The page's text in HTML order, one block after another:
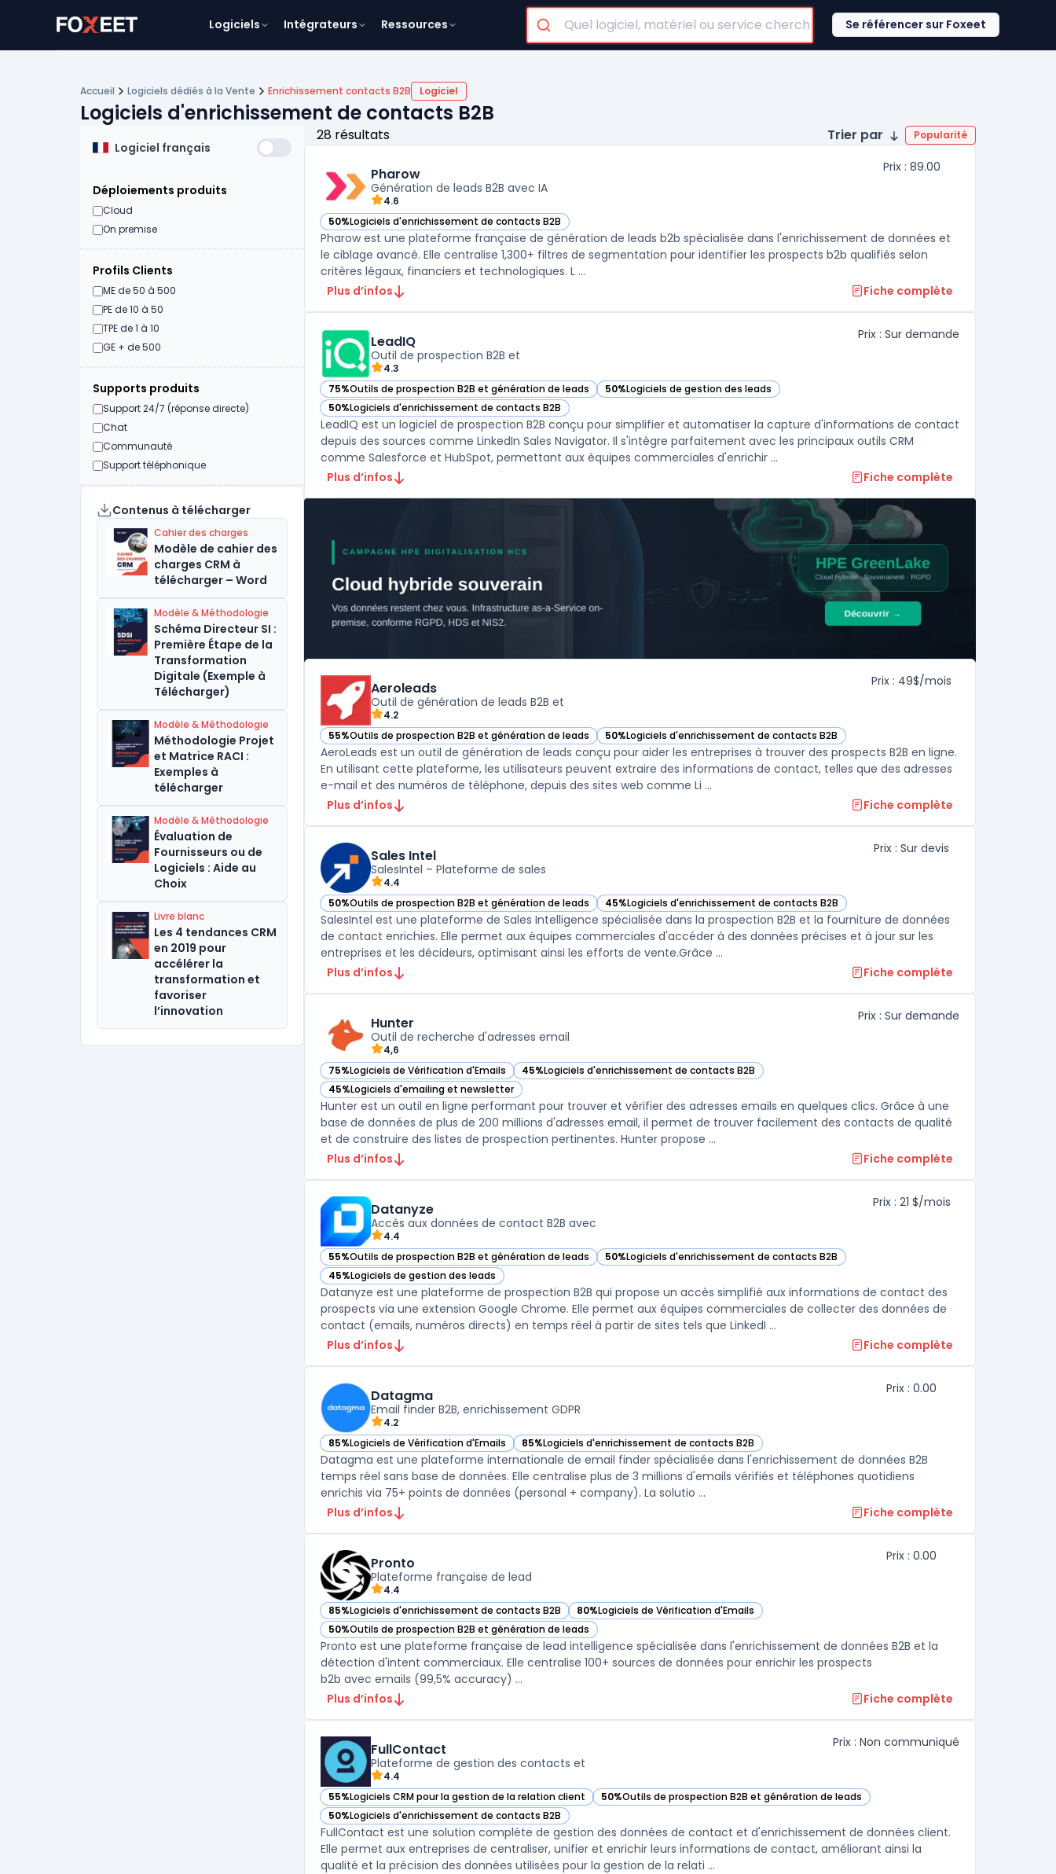
Logiciels Intégrateurs Ressources Se référencer sur Foxeet
Accueil Logiciels dédiés à la Vente Enrichissement contacts B2B Logiciel
Logiciels d'enrichissement de contacts B2B
Logiciel français
Déploiements produits
Cloud
On premise
Profils Clients
ME de 50 à 500
PE de 10 à 50
TPE de 1 à 10
GE + de 500
Supports produits
Support 24/7 (réponse directe)
Chat
Communauté
Support téléphonique
Contenus à télécharger
Cahier des charges
Modèle de cahier des
charges CRM à
télécharger – Word
Modèle & Méthodologie
Schéma Directeur SI :
Première Étape de la
Transformation
Digitale (Exemple à
Télécharger)
Modèle & Méthodologie
Méthodologie Projet
et Matrice RACI :
Exemples à
télécharger
Modèle & Méthodologie
Évaluation de
Fournisseurs ou de
Logiciels : Aide au
Choix
Livre blanc
Les 4 tendances CRM
en 2019 pour
accélérer la
transformation et
favoriser
l’innovation
28 résultats Trier par Popularité
Pharow
Génération de leads B2B avec IA
4.6
Prix : 89.00
50%Logiciels d'enrichissement de contacts B2B
— voir Pharow dans cette catégorie
Pharow est une plateforme française de génération de leads b2b spécialisée dans l'enrichissement de données et
le ciblage avancé. Elle centralise 1,300+ filtres de segmentation pour identifier les prospects b2b qualifiés selon
critères légaux, financiers et technologiques. L ...
Plus d’infos
Fiche complète
LeadIQ
Outil de prospection B2B et
4.3
Prix : Sur demande
75%Outils de prospection B2B et génération de leads
— voir LeadIQ dans cette catégorie 50%Logiciels de gestion des leads
— voir LeadIQ dans cette catégorie
50%Logiciels d'enrichissement de contacts B2B
— voir LeadIQ dans cette catégorie
LeadIQ est un logiciel de prospection B2B conçu pour simplifier et automatiser la capture d'informations de contact
depuis des sources comme LinkedIn Sales Navigator. Il s'intègre parfaitement avec les principaux outils CRM
comme Salesforce et HubSpot, permettant aux équipes commerciales d'enrichir ...
Plus d’infos
Fiche complète
Aeroleads
Outil de génération de leads B2B et
4.2
Prix : 49$/mois
55%Outils de prospection B2B et génération de leads
— voir Aeroleads dans cette catégorie 50%Logiciels d'enrichissement de contacts B2B
— voir Aeroleads dans cette catégorie
AeroLeads est un outil de génération de leads conçu pour aider les entreprises à trouver des prospects B2B en ligne.
En utilisant cette plateforme, les utilisateurs peuvent extraire des informations de contact, telles que des adresses
e-mail et des numéros de téléphone, depuis des sites web comme Li ...
Plus d’infos
Fiche complète
Sales Intel
SalesIntel – Plateforme de sales
4.4
Prix : Sur devis
50%Outils de prospection B2B et génération de leads
— voir Sales Intel dans cette catégorie 45%Logiciels d'enrichissement de contacts B2B
— voir Sales Intel dans cette catégorie
SalesIntel est une plateforme de Sales Intelligence spécialisée dans la prospection B2B et la fourniture de données
de contact enrichies. Elle permet aux équipes commerciales d'accéder à des données précises et à jour sur les
entreprises et les décideurs, optimisant ainsi les efforts de vente.Grâce ...
Plus d’infos
Fiche complète
Hunter
Outil de recherche d'adresses email
4,6
Prix : Sur demande
75%Logiciels de Vérification d'Emails
— voir Hunter dans cette catégorie 45%Logiciels d'enrichissement de contacts B2B
— voir Hunter dans cette catégorie
45%Logiciels d'emailing et newsletter
— voir Hunter dans cette catégorie
Hunter est un outil en ligne performant pour trouver et vérifier des adresses emails en quelques clics. Grâce à une
base de données de plus de 200 millions d'adresses email, il permet de trouver facilement des contacts de qualité
et de construire des listes de prospection pertinentes. Hunter propose ...
Plus d’infos
Fiche complète
Datanyze
Accès aux données de contact B2B avec
4.4
Prix : 21 $/mois
55%Outils de prospection B2B et génération de leads
— voir Datanyze dans cette catégorie 50%Logiciels d'enrichissement de contacts B2B
— voir Datanyze dans cette catégorie
45%Logiciels de gestion des leads
— voir Datanyze dans cette catégorie
Datanyze est une plateforme de prospection B2B qui propose un accès simplifié aux informations de contact des
prospects via une extension Google Chrome. Elle permet aux équipes commerciales de collecter des données de
contact (emails, numéros directs) en temps réel à partir de sites tels que LinkedI ...
Plus d’infos
Fiche complète
Datagma
Email finder B2B, enrichissement GDPR
4.2
Prix : 0.00
85%Logiciels de Vérification d'Emails
— voir Datagma dans cette catégorie 85%Logiciels d'enrichissement de contacts B2B
— voir Datagma dans cette catégorie
Datagma est une plateforme internationale de email finder spécialisée dans l'enrichissement de données B2B
temps réel sans base de données. Elle centralise plus de 3 millions d'emails vérifiés et téléphones quotidiens
enrichis via 75+ points de données (personal + company). La solutio ...
Plus d’infos
Fiche complète
Pronto
Plateforme française de lead
4.4
Prix : 0.00
85%Logiciels d'enrichissement de contacts B2B
— voir Pronto dans cette catégorie 80%Logiciels de Vérification d'Emails
— voir Pronto dans cette catégorie
50%Outils de prospection B2B et génération de leads
— voir Pronto dans cette catégorie
Pronto est une plateforme française de lead intelligence spécialisée dans l'enrichissement de données B2B et la
détection d'intent commerciaux. Elle centralise 100+ sources de données pour enrichir les prospects
b2b avec emails (99,5% accuracy) ...
Plus d’infos
Fiche complète
FullContact
Plateforme de gestion des contacts et
4.4
Prix : Non communiqué
55%Logiciels CRM pour la gestion de la relation client
— voir FullContact dans cette catégorie 50%Outils de prospection B2B et génération de leads
— voir FullContact dans cette catégorie
50%Logiciels d'enrichissement de contacts B2B
— voir FullContact dans cette catégorie
FullContact est une solution complète de gestion des données de contact et d'enrichissement de données client.
Elle permet aux entreprises de centraliser, unifier et enrichir leurs informations de contact, améliorant ainsi la
qualité et la précision des données utilisées pour la gestion de la relati ...